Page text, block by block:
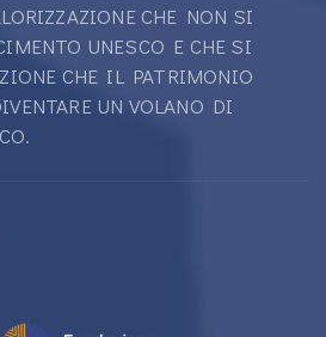
CHE NON SI
UNESCO E CHE SI
CHE IL PATRIMONIO
UN VOLANO DI